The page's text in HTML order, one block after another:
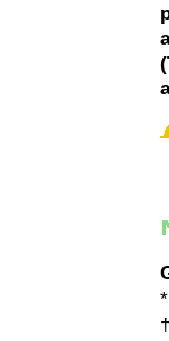
*
†